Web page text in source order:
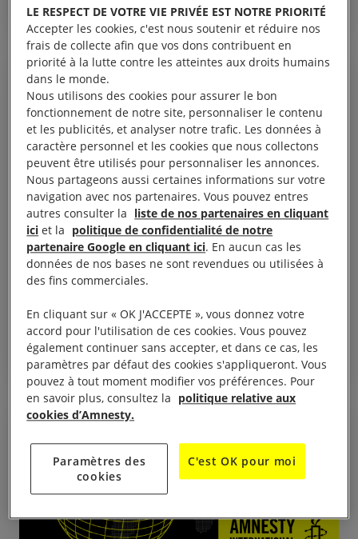
JUSTICE INTERNATIONALE
COMMUNIQUÉ DE PRESSE
16 juillet, 2026
UE/Israël. Face au refus persistant de l’UE de
suspendre l’accord d’association, les États
membres doivent agir de manière unilatérale
ISRAËL ET TERRITOIRES PALESTINIENS OCCUPÉS JUSTICE INTERNATIONALE
COMMUNIQUÉ DE PRESSE
LE RESPECT DE VOTRE VIE PRIVÉE EST NOTRE PRIORITÉ
Accepter les cookies, c'est nous soutenir et réduire nos
frais de collecte afin que vos dons contribuent en
priorité à la lutte contre les atteintes aux droits humains
dans le monde.
Nous utilisons des cookies pour assurer le bon
fonctionnement de notre site, personnaliser le contenu
et les publicités, et analyser notre trafic. Les données à
caractère personnel et les cookies que nous collectons
peuvent être utilisés pour personnaliser les annonces.
Nous partageons aussi certaines informations sur votre
navigation avec nos partenaires. Vous pouvez entres
autres consulter la liste de nos partenaires en cliquant
ici et la politique de confidentialité de notre
partenaire Google en cliquant ici. En aucun cas les
données de nos bases ne sont revendues ou utilisées à
des fins commerciales.
En cliquant sur « OK J'ACCEPTE », vous donnez votre
accord pour l'utilisation de ces cookies. Vous pouvez
également continuer sans accepter, et dans ce cas, les
paramètres par défaut des cookies s'appliqueront. Vous
pouvez à tout moment modifier vos préférences. Pour
en savoir plus, consultez la politique relative aux
cookies d’Amnesty.
Paramètres des
cookies
C'est OK pour moi